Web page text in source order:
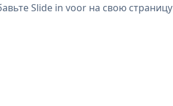
Slide in voor на свою страницу